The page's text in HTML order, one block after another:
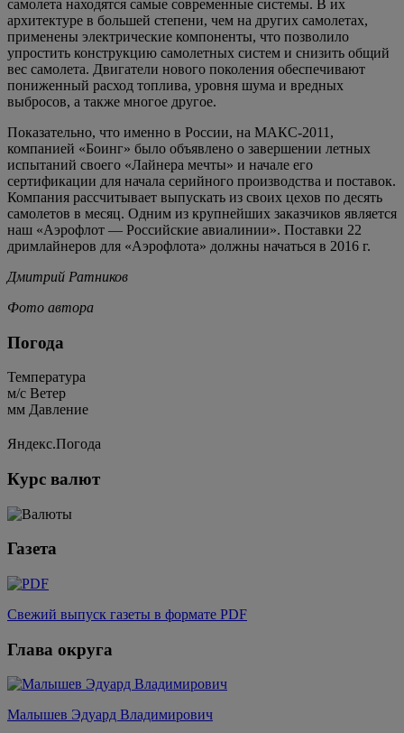
самолета находятся самые современные системы. В их
архитектуре в большей степени, чем на других самолетах,
применены электрические компоненты, что позволило
упростить конструкцию самолетных систем и снизить общий
вес самолета. Двигатели нового поколения обеспечивают
пониженный расход топлива, уровня шума и вредных
выбросов, а также многое другое.
Показательно, что именно в России, на МАКС-2011,
компанией «Боинг» было объявлено о завершении летных
испытаний своего «Лайнера мечты» и начале его
сертификации для начала серийного производства и поставок.
Компания рассчитывает выпускать из своих цехов по десять
самолетов в месяц. Одним из крупнейших заказчиков является
наш «Аэрофлот — Российские авиалинии». Поставки 22
дримлайнеров для «Аэрофлота» должны начаться в 2016 г.
Дмитрий Ратников
Фото автора
Погода
Температура
м/c Ветер
мм Давление
Яндекс.Погода
Курс валют
Газета
Свежий выпуск газеты в формате PDF
Глава округа
Малышев Эдуард Владимирович